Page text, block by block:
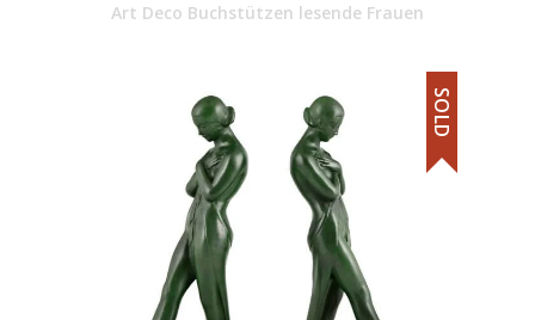
Art Deco Buchstützen lesende Frauen
SOLD